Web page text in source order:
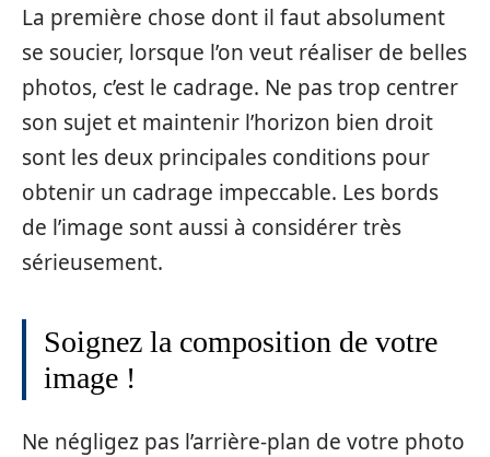
La première chose dont il faut absolument
se soucier, lorsque l’on veut réaliser de belles
photos, c’est le cadrage. Ne pas trop centrer
son sujet et maintenir l’horizon bien droit
sont les deux principales conditions pour
obtenir un cadrage impeccable. Les bords
de l’image sont aussi à considérer très
sérieusement.
Soignez la composition de votre
image !
Ne négligez pas l’arrière-plan de votre photo